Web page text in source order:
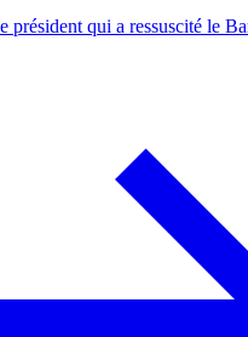
président qui a ressuscité le